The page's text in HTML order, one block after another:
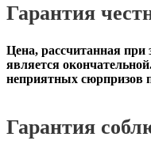
Гарантия
Цена, рассчитанная при
является
неприятных сюрпризов
Гарантия